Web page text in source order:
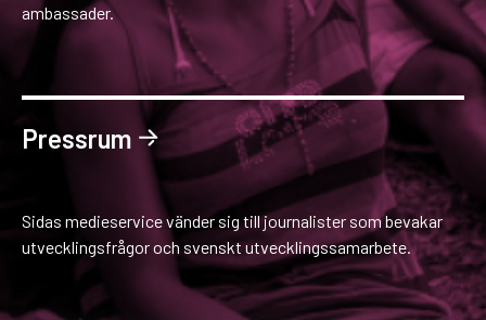
ambassader.
Pressrum
Sidas medieservice vänder sig till journalister som bevakar
utvecklingsfrågor och svenskt utvecklingssamarbete.